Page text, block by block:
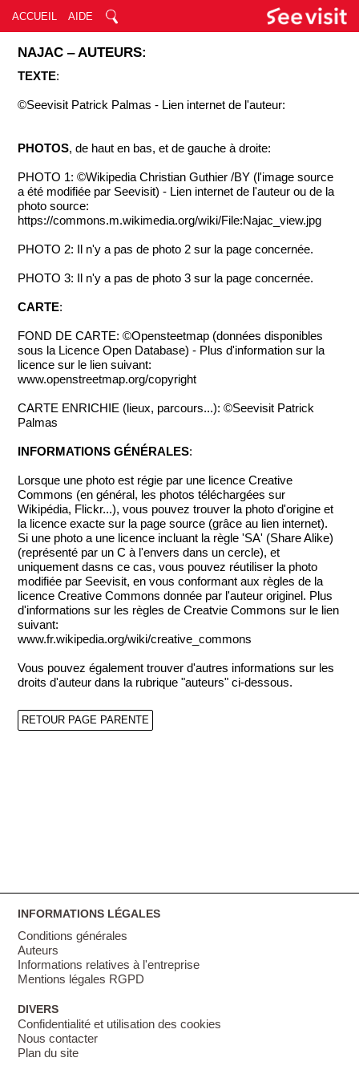
ACCUEIL AIDE
NAJAC ‒ AUTEURS:
TEXTE:
©Seevisit Patrick Palmas - Lien internet de l'auteur:
PHOTOS, de haut en bas, et de gauche à droite:
PHOTO 1: ©Wikipedia Christian Guthier /BY (l'image source
a été modifiée par Seevisit) - Lien internet de l'auteur ou de la
photo source:
https://commons.m.wikimedia.org/wiki/File:Najac_view.jpg
PHOTO 2: Il n'y a pas de photo 2 sur la page concernée.
PHOTO 3: Il n'y a pas de photo 3 sur la page concernée.
CARTE:
FOND DE CARTE: ©Opensteetmap (données disponibles
sous la Licence Open Database) - Plus d'information sur la
licence sur le lien suivant:
www.openstreetmap.org/copyright
CARTE ENRICHIE (lieux, parcours...): ©Seevisit Patrick
Palmas
INFORMATIONS GÉNÉRALES:
Lorsque une photo est régie par une licence Creative
Commons (en général, les photos téléchargées sur
Wikipédia, Flickr...), vous pouvez trouver la photo d'origine et
la licence exacte sur la page source (grâce au lien internet).
Si une photo a une licence incluant la règle 'SA' (Share Alike)
(représenté par un C à l'envers dans un cercle), et
uniquement dasns ce cas, vous pouvez réutiliser la photo
modifiée par Seevisit, en vous conformant aux règles de la
licence Creative Commons donnée par l'auteur originel. Plus
d'informations sur les règles de Creatvie Commons sur le lien
suivant:
www.fr.wikipedia.org/wiki/creative_commons
Vous pouvez également trouver d'autres informations sur les
droits d'auteur dans la rubrique "auteurs" ci-dessous.
RETOUR PAGE PARENTE
INFORMATIONS LÉGALES
Conditions générales
Auteurs
Informations relatives à l'entreprise
Mentions légales RGPD
DIVERS
Confidentialité et utilisation des cookies
Nous contacter
Plan du site